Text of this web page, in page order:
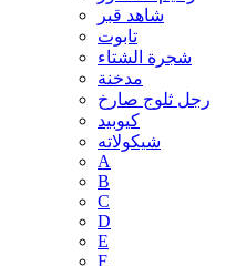
شاهد قبر
تابوت
شجرة الشتاء
مدخنة
رجل ثلوج صارخ
كيوبيد
شيكولاته
A
B
C
D
E
F